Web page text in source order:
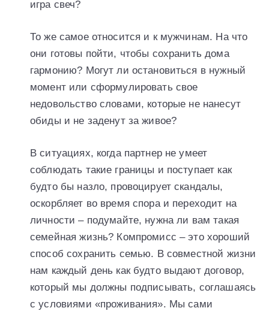
игра свеч?
То же самое относится и к мужчинам. На что
они готовы пойти, чтобы сохранить дома
гармонию? Могут ли остановиться в нужный
момент или сформулировать свое
недовольство словами, которые не нанесут
обиды и не заденут за живое?
В ситуациях, когда партнер не умеет
соблюдать такие границы и поступает как
будто бы назло, провоцирует скандалы,
оскорбляет во время спора и переходит на
личности – подумайте, нужна ли вам такая
семейная жизнь? Компромисс – это хороший
способ сохранить семью. В совместной жизни
нам каждый день как будто выдают договор,
который мы должны подписывать, соглашаясь
с условиями «проживания». Мы сами